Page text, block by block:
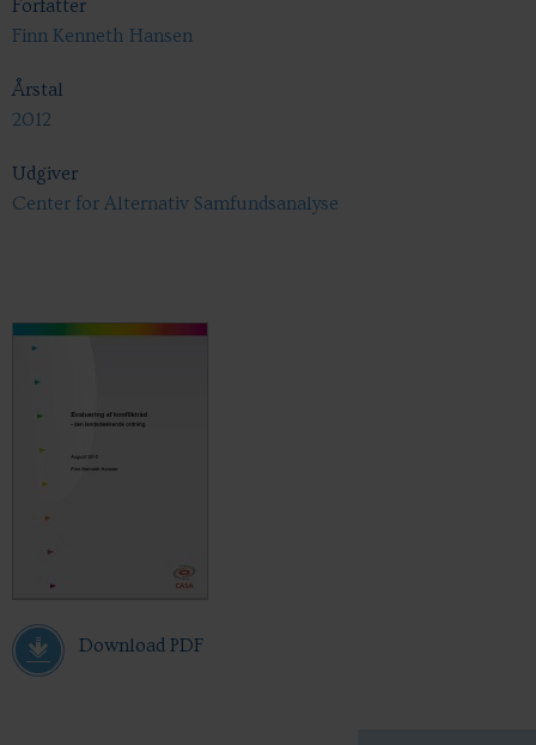
Forfatter
Finn Kenneth Hansen
Årstal
2012
Udgiver
Center for Alternativ Samfundsanalyse
Download PDF